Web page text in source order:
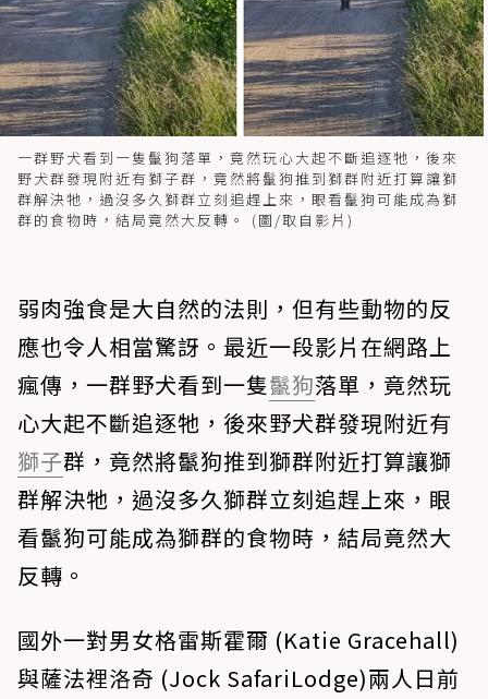
一群野犬看到一隻鬣狗落單，竟然玩心大起不斷追逐牠，後來
野犬群發現附近有獅子群，竟然將鬣狗推到獅群附近打算讓獅
群解決牠，過沒多久獅群立刻追趕上來，眼看鬣狗可能成為獅
群的食物時，結局竟然大反轉。 (圖/取自影片)
弱肉強食是大自然的法則，但有些動物的反
應也令人相當驚訝。最近一段影片在網路上
瘋傳，一群野犬看到一隻鬣狗落單，竟然玩
心大起不斷追逐牠，後來野犬群發現附近有
獅子群，竟然將鬣狗推到獅群附近打算讓獅
群解決牠，過沒多久獅群立刻追趕上來，眼
看鬣狗可能成為獅群的食物時，結局竟然大
反轉。
國外一對男女格雷斯霍爾 (Katie Gracehall)
與薩法裡洛奇 (Jock SafariLodge)兩人日前